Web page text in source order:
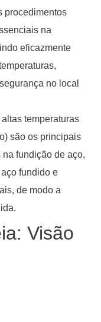
procedimentos
na
eficazmente
no local
temperaturas
são os principais
fundição de aço,
fundido e
de modo a
Visão